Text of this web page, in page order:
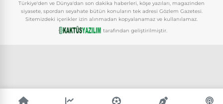
Türkiye'den ve Dünya'dan son dakika haberleri, köşe yazıları, magazinden
siyasete, spordan seyahate bütün konuların tek adresi Gözlem Gazetesi.
Sitemizdeki içerikler izin alınmadan kopyalanamaz ve kullanılamaz.
tarafından geliştirilmiştir.